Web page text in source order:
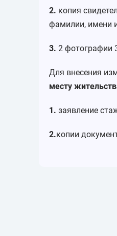
2. копия
фамилии, имени
3. 2 фотографии
Для внесения
месту
1. заявление
2.копии